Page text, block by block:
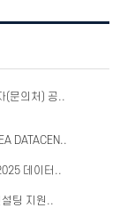
(문의처) 공..
DATACEN..
데이터..
팅 지원..